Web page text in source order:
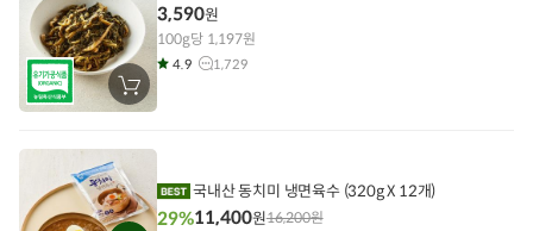
장
바
에
기
3,590원
100g당 1,197원
4.9 1,729
국내산 동치미 냉면육수 (320g X 12개)
29%11,400원16,200원